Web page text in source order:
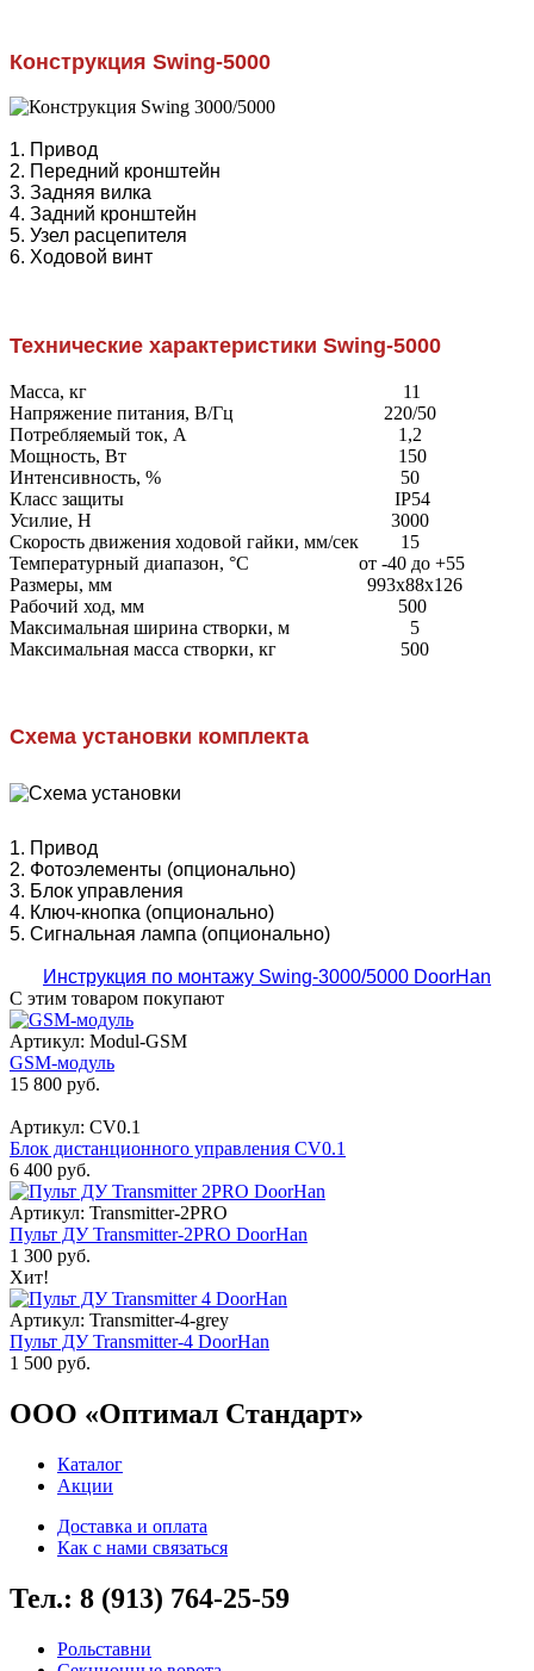
Конструкция Swing-5000
1. Привод
2. Передний кронштейн
3. Задняя вилка
4. Задний кронштейн
5. Узел расцепителя
6. Ходовой винт
Технические характеристики Swing-5000
Масса, кг
11
Напряжение питания, В/Гц
220/50
Потребляемый ток, А
1,2
Мощность, Вт
150
Интенсивность, %
50
Класс защиты
IP54
Усилие, Н
3000
Скорость движения ходовой гайки, мм/сек
15
Температурный диапазон, °С
от -40 до +55
Размеры, мм
993х88х126
Рабочий ход, мм
500
Максимальная ширина створки, м
5
Максимальная масса створки, кг
500
Схема установки комплекта
1. Привод
2. Фотоэлементы (опционально)
3. Блок управления
4. Ключ-кнопка (опционально)
5. Сигнальная лампа (опционально)
Инструкция по монтажу Swing-3000/5000 DoorHan
С этим товаром покупают
Артикул: Modul-GSM
GSM-модуль
15 800 руб.
Артикул: CV0.1
Блок дистанционного управления CV0.1
6 400 руб.
Артикул: Transmitter-2PRO
Пульт ДУ Transmitter-2PRO DoorHan
1 300 руб.
Хит!
Артикул: Transmitter-4-grey
Пульт ДУ Transmitter-4 DoorHan
1 500 руб.
ООО «Оптимал Стандарт»
Каталог
Акции
Доставка и оплата
Как с нами связаться
Тел.: 8 (913) 764-25-59
Рольставни